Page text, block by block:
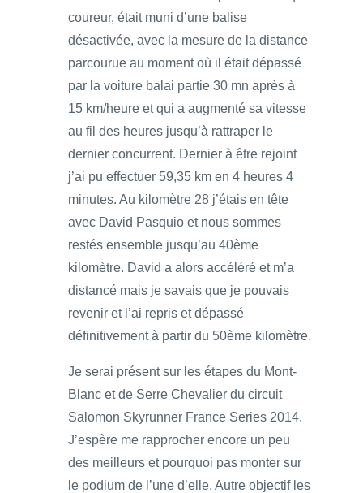
coureur, était muni d’une balise
désactivée, avec la mesure de la distance
parcourue au moment où il était dépassé
par la voiture balai partie 30 mn après à
15 km/heure et qui a augmenté sa vitesse
au fil des heures jusqu’à rattraper le
dernier concurrent. Dernier à être rejoint
j’ai pu effectuer 59,35 km en 4 heures 4
minutes. Au kilomètre 28 j’étais en tête
avec David Pasquio et nous sommes
restés ensemble jusqu’au 40ème
kilomètre. David a alors accéléré et m’a
distancé mais je savais que je pouvais
revenir et l’ai repris et dépassé
définitivement à partir du 50ème kilomètre.
Je serai présent sur les étapes du Mont-
Blanc et de Serre Chevalier du circuit
Salomon Skyrunner France Series 2014.
J’espère me rapprocher encore un peu
des meilleurs et pourquoi pas monter sur
le podium de l’une d’elle. Autre objectif les